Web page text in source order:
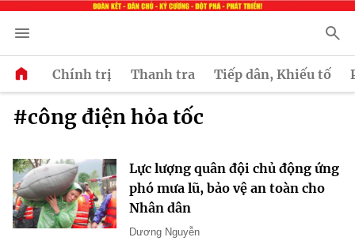
Chính trị Thanh tra Tiếp dân, Khiếu tố
#công điện hỏa tốc
Lực lượng quân đội chủ động ứng
phó mưa lũ, bảo vệ an toàn cho
Nhân dân
Dương Nguyễn